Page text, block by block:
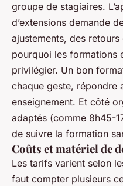
groupe de stagiaires.
d’extensions demande
ajustements, des retours
pourquoi les formations
privilégier. Un bon
chaque geste, répondre
enseignement. Et côté
adaptés (comme 8h45-
de suivre la formation
Coûts et matériel de
Les tarifs varient selon
faut compter plusieurs